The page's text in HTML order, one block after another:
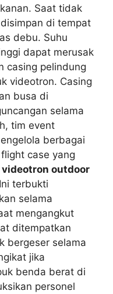
Saat tidak
di tempat
debu. Suhu
dapat merusak
casing pelindung
videotron. Casing
busa di
selama
tim event
berbagai
case yang
videotron outdoor
terbukti
selama
mengangkut
ditempatkan
bergeser selama
jika
benda berat di
personel